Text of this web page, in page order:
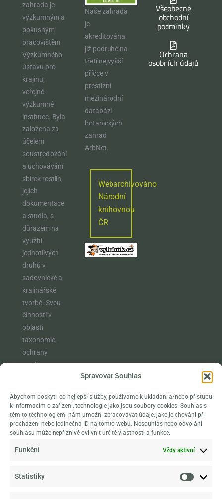
Spravovat Souhlas
Abychom poskytli co nejlepší služby, používáme k ukládání a/nebo přístupu
k informacím o zařízení, technologie jako jsou soubory cookies. Souhlas s
těmito technologiemi nám umožní zpracovávat údaje, jako je chování při
procházení nebo jedinečná ID na tomto webu. Nesouhlas nebo odvolání
souhlasu může nepříznivě ovlivnit určité vlastnosti a funkce.
Funkční Vždy aktivní
Statistiky
zahrada je
výzkumným a
pokusným
pracovištěm
Výzkumného
ústavu pro
krajinu,
veřejné
výzkumné
instituce. Byla
založena za
účelem
soustřeďování
a uchovávání
sbírek rostlin,
jejich
dokumentace
a studia, s
důrazem na
využití
jednotlivých
druhů v
sadovnické a
krajinářské
tvorbě. Svou
činností v
oblasti
taxonomie,
ochrany
rostlin,
naplňuje
poslání
klasické
zahrady, které
ještě o
Naše zahrada
je
akreditována
již podruhé na
třetí nejvyšší
příčce v
prestižní
mezinárodní
databázi
botanických
zahrad
ArbNet.
Webarchivováno
Národní
knihovnou
ČR
Všeobecné
obchodní
podmínky
Ochrana
osobních údajů